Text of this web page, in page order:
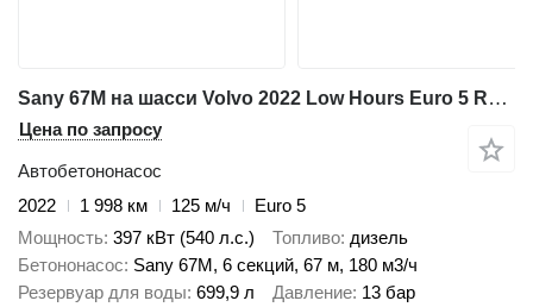
Sany 67M на шасси Volvo 2022 Low Hours Euro 5 Ready Now
Цена по запросу
Автобетононасос
2022
1 998 км 125 м/ч
Euro 5
Мощность 397 кВт (540 л.с.) Топливо дизель
Бетононасос Sany 67M, 6 секций, 67 м, 180 м3/ч
Резервуар для воды 699,9 л Давление 13 бар